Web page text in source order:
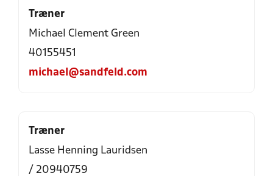
Træner
Michael Clement Green
40155451
michael@sandfeld.com
Træner
Lasse Henning Lauridsen
/ 20940759